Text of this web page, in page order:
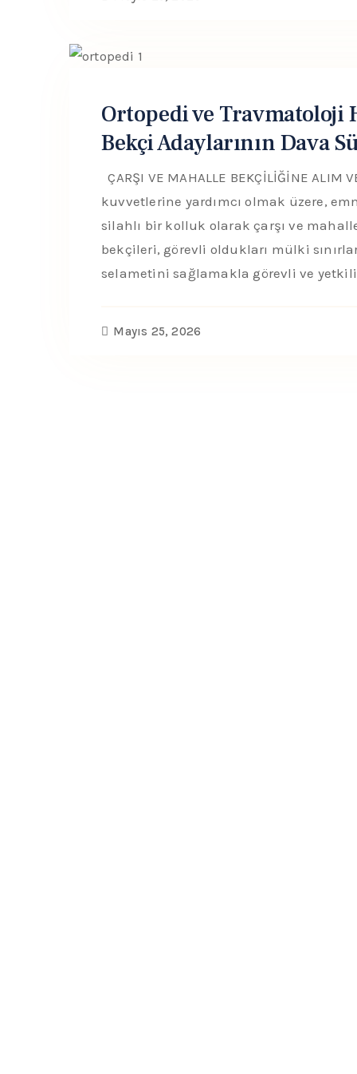
Ortopedi ve Travmatoloji
Bekçi Adaylarının Dava
ÇARŞI VE MAHALLE BEKÇİLİĞİNE ALIM
kuvvetlerine yardımcı olmak üzere,
silahlı bir kolluk olarak çarşı ve
bekçileri, görevli oldukları mülki
selametini sağlamakla görevli ve
Mayıs 25, 2026